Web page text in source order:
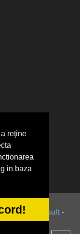
reţine
in baza
Tokaido Consult -